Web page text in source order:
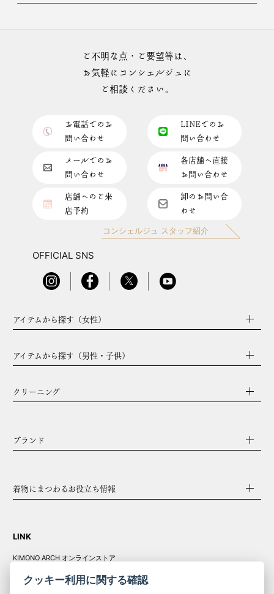
ご不明な点・ご要望等は、
お気軽にコンシェルジュに
ご相談ください。
お電話でのお
問い合わせ
LINEでのお
問い合わせ
メールでのお
問い合わせ
各店舗へ直接
お問い合わせ
店舗へのご来
店予約
卸のお問い合
わせ
コンシェルジュ スタッフ紹介
OFFICIAL SNS
アイテムから探す（女性）
アイテムから探す（男性・子供）
クリーニング
ブランド
着物にまつわるお役立ち情報
LINK
KIMONO ARCH オンラインストア
クッキー利用に関する確認